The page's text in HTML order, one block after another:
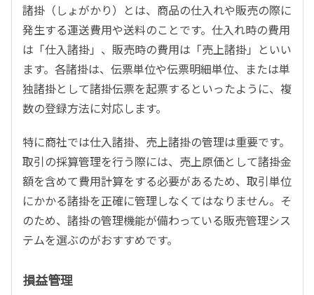
諸掛（しょがかり）とは、商品の仕入れや販売の際に
発生する運送費用や送料のことです。仕入れ時の費用
は「仕入諸掛」、販売時の費用は「売上諸掛」といい
ます。各諸掛は、伝票単位や伝票明細単位、または単
独諸掛として諸掛伝票を起票するといったように、複
数の登録方法に対応します。
特に商社では仕入​​諸掛、売上諸掛の管理は重要です。
取引の採算管理を行う際には、売上原価として諸掛金
額を含めて費用計算をする必要があるため、取引単位
にかかる諸掛を正確に管理しなくてはなりません。そ
のため、諸掛の管理機能が備わっている販売管理シス
テムを選ぶのがおすすめです。
損益管理